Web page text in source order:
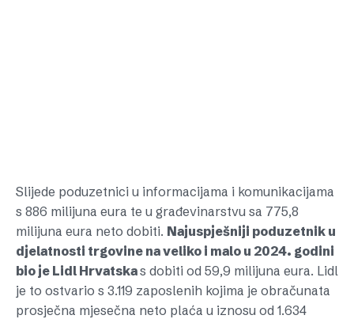
Slijede poduzetnici u informacijama i komunikacijama
s 886 milijuna eura te u građevinarstvu sa 775,8
milijuna eura neto dobiti. Najuspješniji poduzetnik u
djelatnosti trgovine na veliko i malo u 2024. godini
bio je Lidl Hrvatskas dobiti od 59,9 milijuna eura. Lidl
je to ostvario s 3.119 zaposlenih kojima je obračunata
prosječna mjesečna neto plaća u iznosu od 1.634